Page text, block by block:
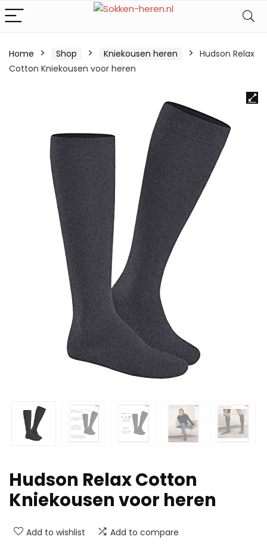
Home Shop Kniekousen heren
Hudson Relax
Cotton Kniekousen voor heren
Hudson Relax Cotton
Kniekousen voor heren
Add to wishlist Add to compare